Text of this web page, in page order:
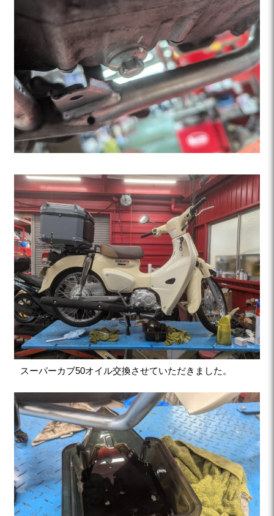
スーパーカブ50オイル交換させていただきました。